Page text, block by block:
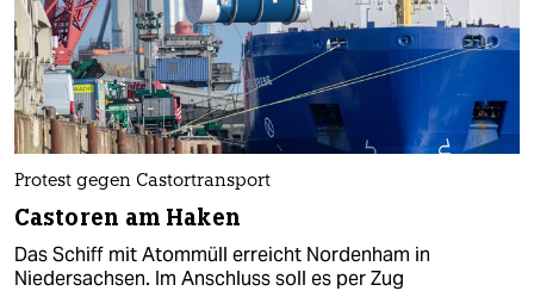
Protest gegen Castortransport
Castoren am Haken
Das Schiff mit Atommüll erreicht Nordenham in
Niedersachsen. Im Anschluss soll es per Zug